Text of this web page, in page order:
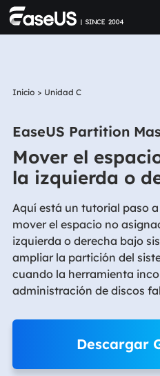
Inicio > Unidad C
EaseUS Partition
Mover el
la izquierda o
Aquí está un tutorial paso
mover el espacio no
izquierda o derecha bajo
ampliar la partición del
cuando la herramienta
administración de discos
Descargar